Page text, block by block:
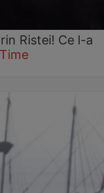
Ristei! Ce l-a